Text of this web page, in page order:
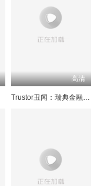
高清
Trustor丑闻：瑞典金融案内幕